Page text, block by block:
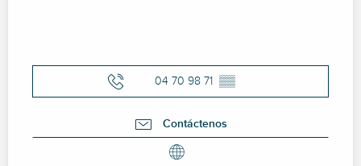
04 70 98 71 ▒▒
Contáctenos